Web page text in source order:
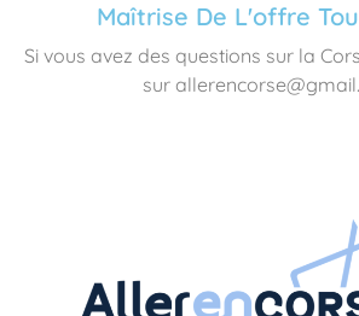
Maîtrise De L'offre
Si vous avez des questions sur la
sur